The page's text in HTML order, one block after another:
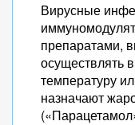
Вирусные
препаратами,
осуществлять
температуру
назначают